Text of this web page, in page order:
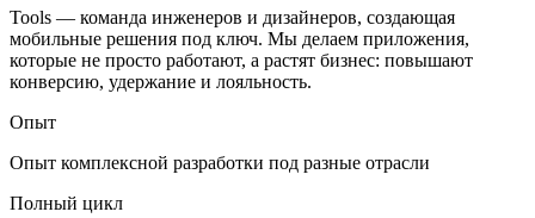
Tools — команда инженеров и дизайнеров, создающая
мобильные решения под ключ. Мы делаем приложения,
которые не просто работают, а растят бизнес: повышают
конверсию, удержание и лояльность.
Опыт
Опыт комплексной разработки под разные отрасли
Полный цикл